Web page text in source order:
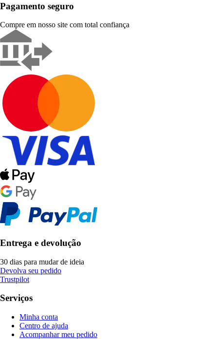
Pagamento seguro
Compre em nosso site com total confiança
Entrega e devolução
30 dias para mudar de ideia
Devolva seu pedido
Trustpilot
Serviços
Minha conta
Centro de ajuda
Acompanhar meu pedido